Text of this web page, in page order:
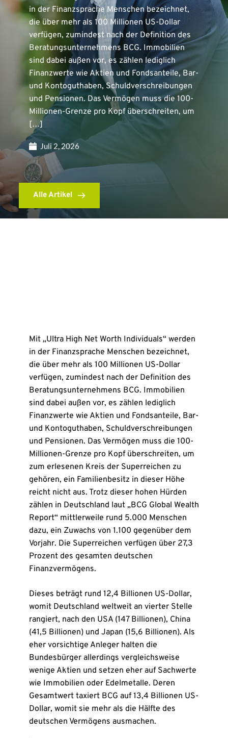
in der Finanzsprache Menschen bezeichnet,
die über mehr als 100 Millionen US-Dollar
verfügen, zumindest nach der Definition des
Beratungsunternehmens BCG. Immobilien
sind dabei außen vor, es zählen lediglich
Finanzwerte wie Aktien und Fondsanteile, Bar-
und Kontoguthaben, Schuldverschreibungen
und Pensionen. Das Vermögen muss die 100-
Millionen-Grenze pro Kopf überschreiten, um
[…]
Juli 2, 2026
Alle Artikel
Mit „Ultra High Net Worth Individuals“ werden
in der Finanzsprache Menschen bezeichnet,
die über mehr als 100 Millionen US-Dollar
verfügen, zumindest nach der Definition des
Beratungsunternehmens BCG. Immobilien
sind dabei außen vor, es zählen lediglich
Finanzwerte wie Aktien und Fondsanteile, Bar-
und Kontoguthaben, Schuldverschreibungen
und Pensionen. Das Vermögen muss die 100-
Millionen-Grenze pro Kopf überschreiten, um
zum erlesenen Kreis der Superreichen zu
gehören, ein Familienbesitz in dieser Höhe
reicht nicht aus. Trotz dieser hohen Hürden
zählen in Deutschland laut „BCG Global Wealth
Report“ mittlerweile rund 5.000 Menschen
dazu, ein Zuwachs von 1.100 gegenüber dem
Vorjahr. Die Superreichen verfügen über 27,3
Prozent des gesamten deutschen
Finanzvermögens.
Dieses beträgt rund 12,4 Billionen US-Dollar,
womit Deutschland weltweit an vierter Stelle
rangiert, nach den USA (147 Billionen), China
(41,5 Billionen) und Japan (15,6 Billionen). Als
eher vorsichtige Anleger halten die
Bundesbürger allerdings vergleichsweise
wenige Aktien und setzen eher auf Sachwerte
wie Immobilien oder Edelmetalle. Deren
Gesamtwert taxiert BCG auf 13,4 Billionen US-
Dollar, womit sie mehr als die Hälfte des
deutschen Vermögens ausmachen.